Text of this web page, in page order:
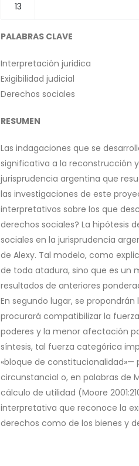
13
PALABRAS CLAVE
Interpretación juridica
Exigibilidad judicial
Derechos sociales
RESUMEN
Las indagaciones que se
significativa a la reconstrucción
jurisprudencia argentina que
las investigaciones de este
interpretativos sobre los que
derechos sociales? La hipótesis
sociales en la jurisprudencia
de Alexy. Tal modelo, como
de toda atadura, sino que es un
resultados de anteriores
En segundo lugar, se
procurará compatibilizar la
poderes y la menor afectación
síntesis, tal fuerza categórica
«bloque de
circunstancial o, en palabras de
cálculo de utilidad (Moore
interpretativa que reconoce la
derechos como de los bienes y